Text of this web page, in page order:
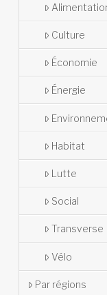
Culture
Économie
Énergie
Habitat
Lutte
Social
Transverse
Vélo
Par régions